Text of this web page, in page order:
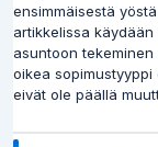
ensimmäisestä
artikkelissa
asuntoon
oikea
eivät ole päällä